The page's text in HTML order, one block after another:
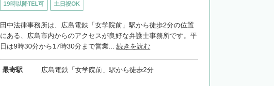
19時以降TEL可 土日祝OK
田中法律事務所は、広島電鉄「女学院前」駅から徒歩2分の位置
にある、広島市内からのアクセスが良好な弁護士事務所です。平
日は9時30分から17時30分まで営業... 続きを読む
最寄駅 広島電鉄「女学院前」駅から徒歩2分